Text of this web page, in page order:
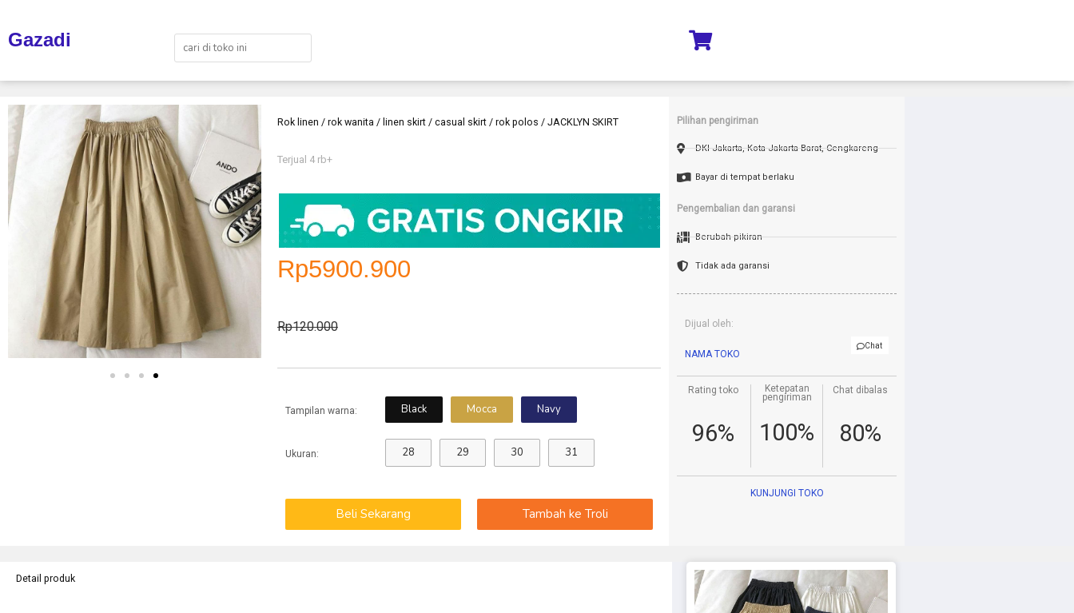
Gazadi
Rok linen / rok wanita / linen skirt / casual skirt / rok polos / JACKLYN SKIRT
Terjual 4 rb+
Rp5900.900
Rp120.000
Tampilan warna: Black Mocca Navy
Ukuran: 28 29 30 31
Beli Sekarang Tambah ke Troli
Pilihan pengiriman
DKI Jakarta, Kota Jakarta Barat, Cengkareng
Bayar di tempat berlaku
Pengembalian dan garansi
Berubah pikiran
Tidak ada garansi
Dijual oleh:
NAMA TOKO
Chat
Rating toko
96%
Ketepatan
pengiriman
100%
Chat dibalas
80%
KUNJUNGI TOKO
Detail produk